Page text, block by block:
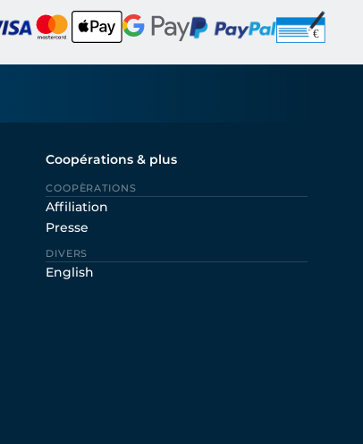
Coopérations & plus
COOPÈRATIONS
Affiliation
Presse
DIVERS
English